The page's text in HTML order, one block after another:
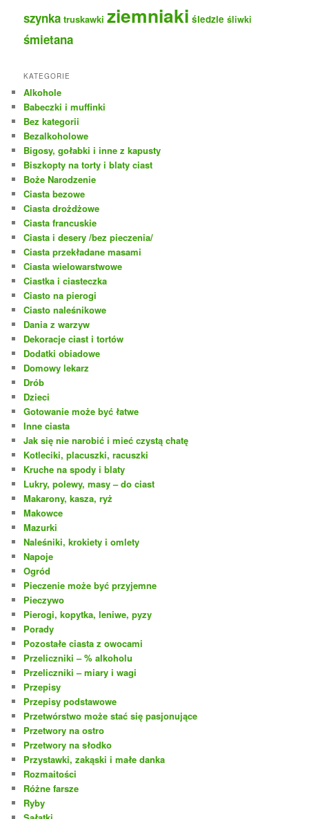
szynka truskawki ziemniaki śledzie śliwki
śmietana
KATEGORIE
Alkohole
Babeczki i muffinki
Bez kategorii
Bezalkoholowe
Bigosy, gołabki i inne z kapusty
Biszkopty na torty i blaty ciast
Boże Narodzenie
Ciasta bezowe
Ciasta drożdżowe
Ciasta francuskie
Ciasta i desery /bez pieczenia/
Ciasta przekładane masami
Ciasta wielowarstwowe
Ciastka i ciasteczka
Ciasto na pierogi
Ciasto naleśnikowe
Dania z warzyw
Dekoracje ciast i tortów
Dodatki obiadowe
Domowy lekarz
Drób
Dzieci
Gotowanie może być łatwe
Inne ciasta
Jak się nie narobić i mieć czystą chatę
Kotleciki, placuszki, racuszki
Kruche na spody i blaty
Lukry, polewy, masy – do ciast
Makarony, kasza, ryż
Makowce
Mazurki
Naleśniki, krokiety i omlety
Napoje
Ogród
Pieczenie może być przyjemne
Pieczywo
Pierogi, kopytka, leniwe, pyzy
Porady
Pozostałe ciasta z owocami
Przeliczniki – % alkoholu
Przeliczniki – miary i wagi
Przepisy
Przepisy podstawowe
Przetwórstwo może stać się pasjonujące
Przetwory na ostro
Przetwory na słodko
Przystawki, zakąski i małe danka
Rozmaitości
Różne farsze
Ryby